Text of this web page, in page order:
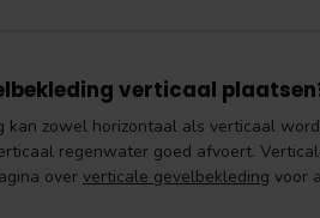
verticaal
kan zowel horizontaal als verticaal
regenwater goed afvoert.
over verticale gevelbekleding voor